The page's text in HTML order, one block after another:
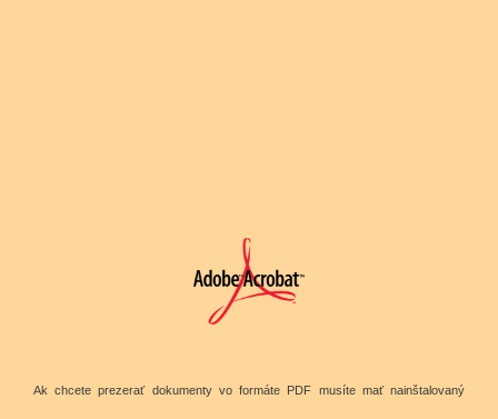
Ak chcete prezerať dokumenty vo formáte PDF musíte mať nainštalovaný